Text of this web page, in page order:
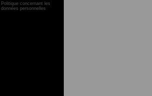
Politique concernant les
données personnelles